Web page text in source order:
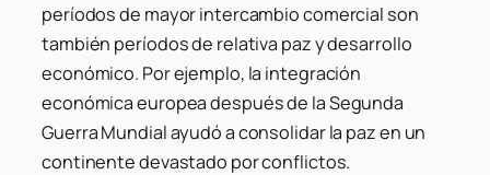
períodos de mayor intercambio comercial son
también períodos de relativa paz y desarrollo
económico. Por ejemplo, la integración
económica europea después de la Segunda
Guerra Mundial ayudó a consolidar la paz en un
continente devastado por conflictos.